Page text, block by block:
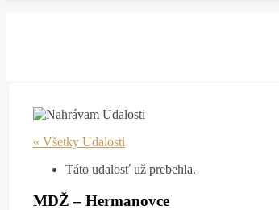
« Všetky Udalosti
Táto udalosť už prebehla.
MDŽ – Hermanovce